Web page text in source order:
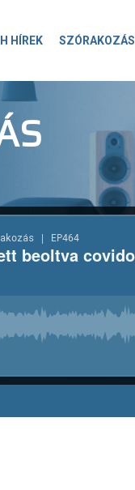
HÍREK SZÓRAKOZÁS